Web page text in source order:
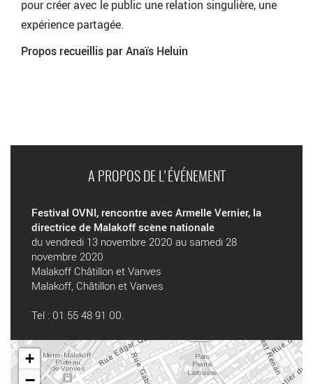
pour créer avec le public une relation singulière, une
expérience partagée.
Propos recueillis par Anaïs Heluin
A PROPOS DE L'ÉVÉNEMENT
Festival OVNI, rencontre avec Armelle Vernier, la
directrice de Malakoff scène nationale
du vendredi 13 novembre 2020 au samedi 28
novembre 2020
Malakoff Châtillon et Vanves
Malakoff, Châtillon et Vanves
Tel : 01 55 48 91 00.
+
−